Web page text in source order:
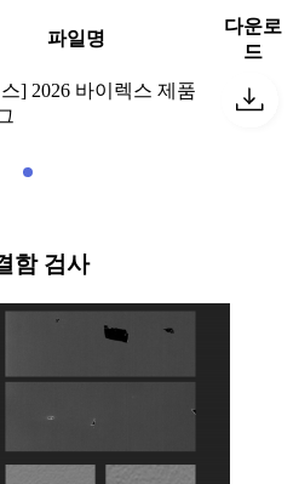
파일명
다운로
드
] 2026 바이렉스 제품
함 검사